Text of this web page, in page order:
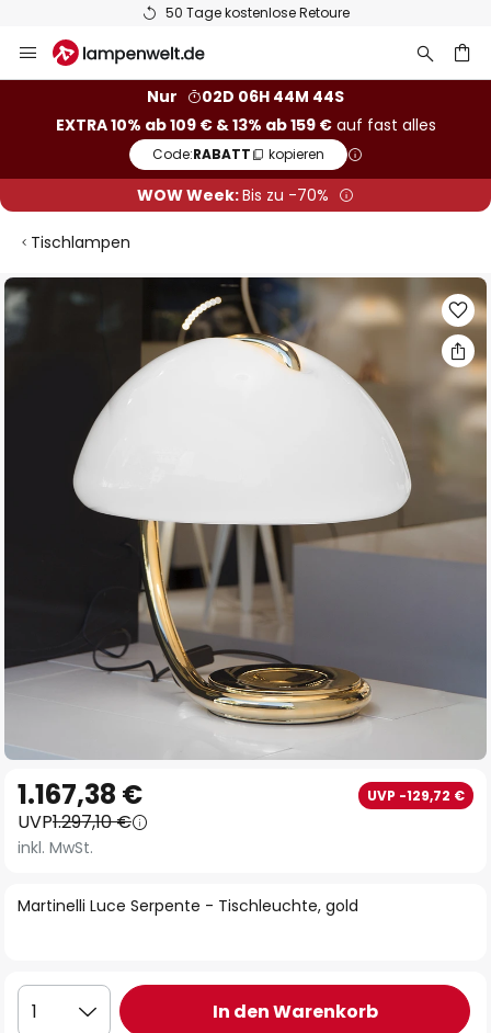
50 Tage kostenlose Retoure
Inhalt
Nur
02D 06H 44M 43S
EXTRA 10% ab 109 € & 13% ab 159 €auf fast alles
Code:RABATT kopieren
WOW Week:Bis zu -70%
Tischlampen
Zum
Ende
der
Anfang
der
Bildgalerie
Martinelli Luce Serpente - Tischleuchte, gold
1.167,38 € UVP -129,72 €
UVP1.297,10 €
inkl. MwSt.
1 In den Warenkorb